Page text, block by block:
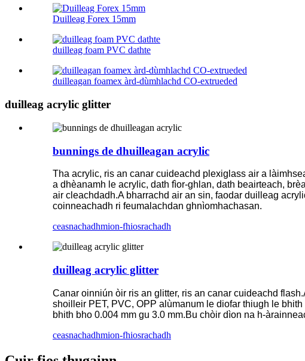
Duilleag Forex 15mm
duilleag foam PVC dathte
duilleagan foamex àrd-dùmhlachd CO-extrueded
duilleag acrylic glitter
bunnings de dhuilleagan acrylic
Tha acrylic, ris an canar cuideachd plexiglass air a
a dhèanamh le acrylic, dath fìor-ghlan, dath beairteach,
air cleachdadh.A bharrachd air an sin, faodar duilleag
coinneachadh ri feumalachdan ghnìomhachasan.
ceasnachadhmion-fhiosrachadh
duilleag acrylic glitter
Canar oinniún òir ris an glitter, ris an canar cuideachd
shoilleir PET, PVC, OPP alùmanum le diofar thiugh le
bhith bho 0.004 mm gu 3.0 mm.Bu chòir dìon na h-
ceasnachadhmion-fhiosrachadh